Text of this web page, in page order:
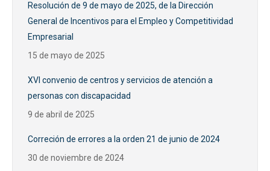
Resolución de 9 de mayo de 2025, de la Dirección
General de Incentivos para el Empleo y Competitividad
Empresarial
15 de mayo de 2025
XVI convenio de centros y servicios de atención a
personas con discapacidad
9 de abril de 2025
Correción de errores a la orden 21 de junio de 2024
30 de noviembre de 2024